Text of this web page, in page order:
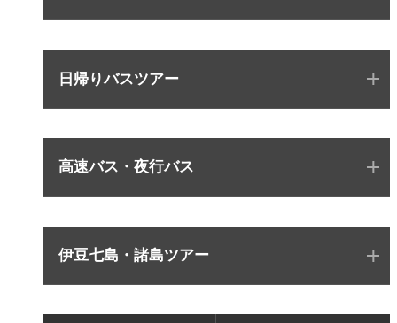
日帰りバスツアー
高速バス・夜行バス
伊豆七島・諸島ツアー